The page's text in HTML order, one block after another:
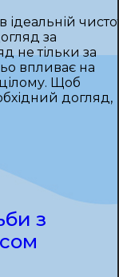
за
не тільки за
впливає на
Щоб
догляд,
з